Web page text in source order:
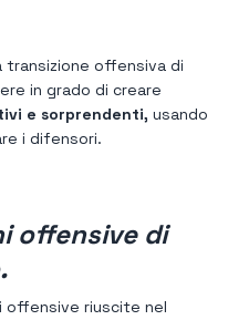
transizione offensiva di
in grado di creare
e sorprendenti, usando
i difensori.
offensive di
offensive riuscite nel